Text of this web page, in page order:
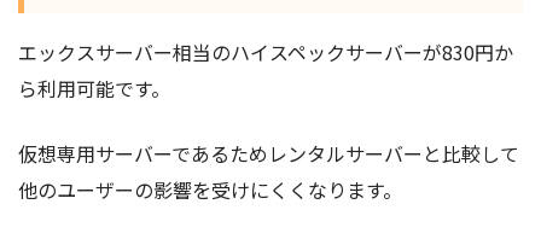
エックスサーバー相当のハイスペックサーバーが830円か
ら利用可能です。
仮想専用サーバーであるためレンタルサーバーと比較して
他のユーザーの影響を受けにくくなります。